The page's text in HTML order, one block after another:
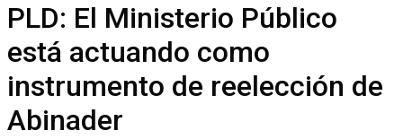
PLD: El Ministerio Público
está actuando como
instrumento de reelección de
Abinader